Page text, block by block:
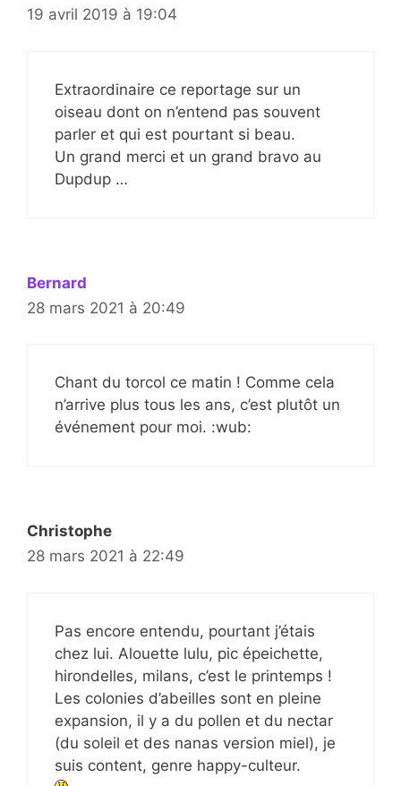
19 avril 2019 à 19:04
Extraordinaire ce reportage sur un
oiseau dont on n’entend pas souvent
parler et qui est pourtant si beau.
Un grand merci et un grand bravo au
Dupdup …
Bernard
28 mars 2021 à 20:49
Chant du torcol ce matin ! Comme cela
n’arrive plus tous les ans, c’est plutôt un
événement pour moi. :wub:
Christophe
28 mars 2021 à 22:49
Pas encore entendu, pourtant j’étais
chez lui. Alouette lulu, pic épeichette,
hirondelles, milans, c’est le printemps !
Les colonies d’abeilles sont en pleine
expansion, il y a du pollen et du nectar
(du soleil et des nanas version miel), je
suis content, genre happy-culteur.